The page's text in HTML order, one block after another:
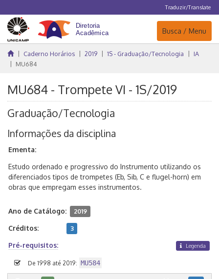
Traduzir/Translate
Navegação
Busca / Menu
Caderno Horários 2019 1S - Graduação/Tecnologia
IA
MU684
MU684 - Trompete VI - 1S/2019
Graduação/Tecnologia
Informações da disciplina
Ementa:
Estudo ordenado e progressivo do Instrumento utilizando os
diferenciados tipos de trompetes (Eb, Sib, C e flugel-horn) em
obras que empregam esses instrumentos.
Ano de Catálogo: 2019
Créditos: 3
Pré-requisitos: Legenda
De 1998 até 2019: MU584